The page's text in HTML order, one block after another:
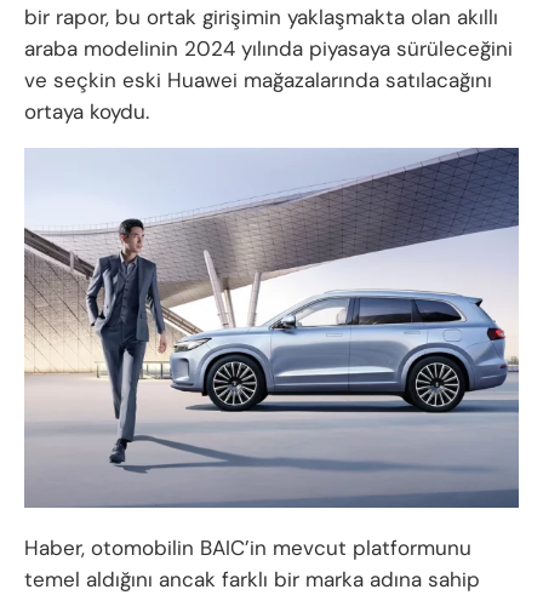
bir rapor, bu ortak girişimin yaklaşmakta olan akıllı
araba modelinin 2024 yılında piyasaya sürüleceğini
ve seçkin eski Huawei mağazalarında satılacağını
ortaya koydu.
Haber, otomobilin BAIC’in mevcut platformunu
temel aldığını ancak farklı bir marka adına sahip